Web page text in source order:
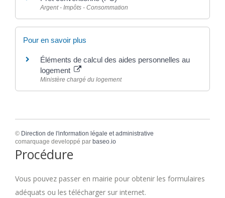
Argent - Impôts - Consommation
Pour en savoir plus
Éléments de calcul des aides personnelles au
logement
Ministère chargé du logement
© Direction de l'information légale et administrative
comarquage developpé par baseo.io
Procédure
Vous pouvez passer en mairie pour obtenir les formulaires
adéquats ou les télécharger sur internet.